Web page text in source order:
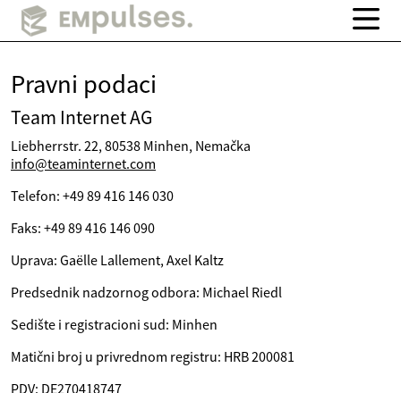
Pravni podaci
Team Internet AG
Liebherrstr. 22, 80538 Minhen, Nemačka
info@teaminternet.com
Telefon: +49 89 416 146 030
Faks: +49 89 416 146 090
Uprava: Gaëlle Lallement, Axel Kaltz
Predsednik nadzornog odbora: Michael Riedl
Sedište i registracioni sud: Minhen
Matični broj u privrednom registru: HRB 200081
PDV: DE270418747